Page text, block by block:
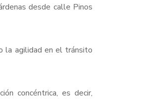
desde calle Pinos
la agilidad en el tránsito
concéntrica, es decir,